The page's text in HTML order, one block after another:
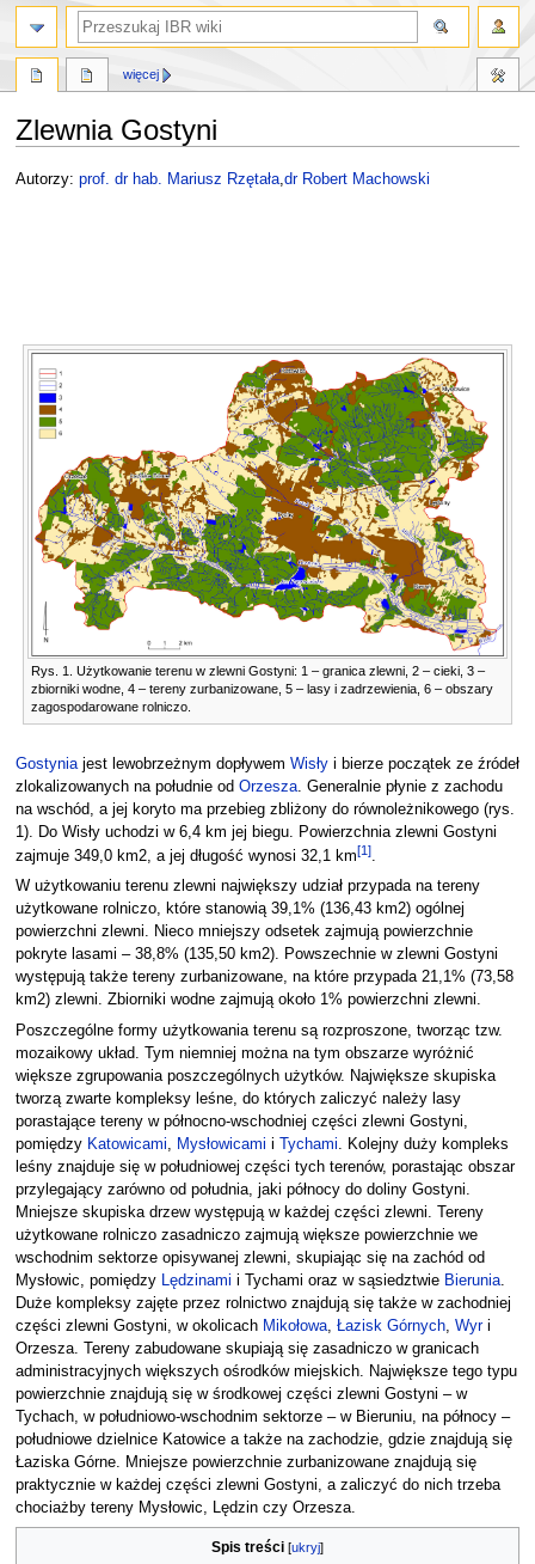
Zlewnia Gostyni
Przejdź
Przejdź
Autorzy: prof. dr hab. Mariusz Rzętała, dr Robert Machowski
Rys. 1. Użytkowanie terenu w zlewni Gostyni: 1 – granica zlewni, 2 – cieki, 3 –
zbiorniki wodne, 4 – tereny zurbanizowane, 5 – lasy i zadrzewienia, 6 – obszary
zagospodarowane rolniczo.
Gostyniajest lewobrzeżnym dopływem Wisłyi bierze początek ze źródeł
zlokalizowanych na południe od Orzesza. Generalnie płynie z zachodu
na wschód, a jej koryto ma przebieg zbliżony do równoleżnikowego (rys.
1). Do Wisły uchodzi w 6,4 km jej biegu. Powierzchnia zlewni Gostyni
zajmuje 349,0 km2, a jej długość wynosi 32,1 km[1].
W użytkowaniu terenu zlewni największy udział przypada na tereny
użytkowane rolniczo, które stanowią 39,1% (136,43 km2) ogólnej
powierzchni zlewni. Nieco mniejszy odsetek zajmują powierzchnie
pokryte lasami – 38,8% (135,50 km2). Powszechnie w zlewni Gostyni
występują także tereny zurbanizowane, na które przypada 21,1% (73,58
km2) zlewni. Zbiorniki wodne zajmują około 1% powierzchni zlewni.
Poszczególne formy użytkowania terenu są rozproszone, tworząc tzw.
mozaikowy układ. Tym niemniej można na tym obszarze wyróżnić
większe zgrupowania poszczególnych użytków. Największe skupiska
tworzą zwarte kompleksy leśne, do których zaliczyć należy lasy
porastające tereny w północno-wschodniej części zlewni Gostyni,
pomiędzy Katowicami Mysłowicami i Tychami . Kolejny duży kompleks
leśny znajduje się w południowej części tych terenów, porastając obszar
przylegający zarówno od południa, jaki północy do doliny Gostyni.
Mniejsze skupiska drzew występują w każdej części zlewni. Tereny
użytkowane rolniczo zasadniczo zajmują większe powierzchnie we
wschodnim sektorze opisywanej zlewni, skupiając się na zachód od
Mysłowic, pomiędzy
Lędzinami i Tychami oraz w sąsiedztwie Bierunia.
Duże kompleksy zajęte przez rolnictwo znajdują się także w zachodniej
części zlewni Gostyni, w okolicach Mikołowa, Łazisk Górnych, Wyri
Orzesza. Tereny zabudowane skupiają się zasadniczo w granicach
administracyjnych większych ośrodków miejskich. Największe tego typu
powierzchnie znajdują się w środkowej części zlewni Gostyni – w
Tychach, w południowo-wschodnim sektorze – w Bieruniu, na północy –
południowe dzielnice Katowice a także na zachodzie, gdzie znajdują się
Łaziska Górne. Mniejsze powierzchnie zurbanizowane znajdują się
praktycznie w każdej części zlewni Gostyni, a zaliczyć do nich trzeba
chociażby tereny Mysłowic, Lędzin czy Orzesza.
Spis treści
więcej
szukaj